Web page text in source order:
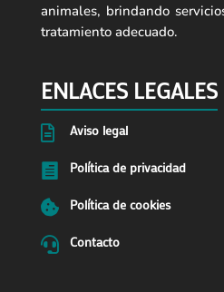
animales, brindando
tratamiento adecuado.
ENLACES LEGALES
 Aviso legal
 Política de privacidad
 Política de cookies
 Contacto